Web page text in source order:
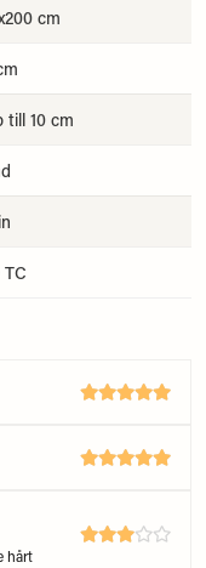
cm
till 10 cm
hårt